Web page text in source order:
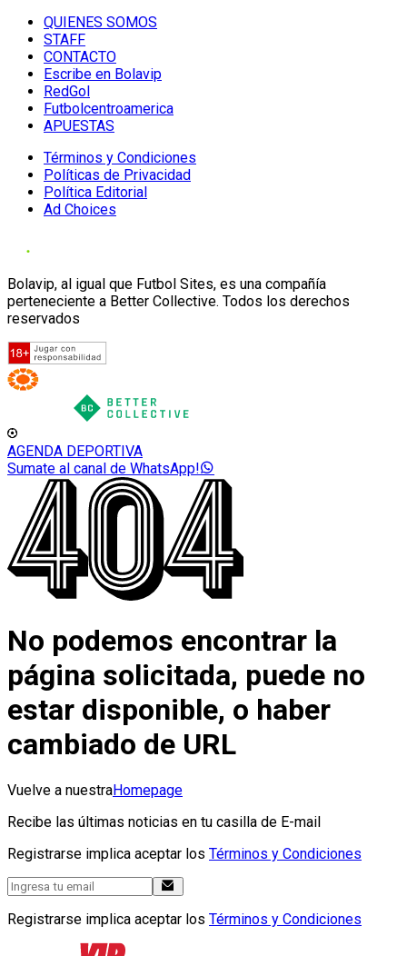
QUIENES SOMOS
STAFF
CONTACTO
Escribe en Bolavip
RedGol
Futbolcentroamerica
APUESTAS
Términos y Condiciones
Políticas de Privacidad
Política Editorial
Ad Choices
Bolavip, al igual que Futbol Sites, es una compañía
perteneciente a Better Collective. Todos los derechos
reservados
AGENDA DEPORTIVA
Sumate al canal de WhatsApp!
No podemos encontrar la
página solicitada, puede no
estar disponible, o haber
cambiado de URL
Vuelve a nuestraHomepage
Recibe las últimas noticias en tu casilla de E-mail
Registrarse implica aceptar los Términos y Condiciones
Registrarse implica aceptar los Términos y Condiciones